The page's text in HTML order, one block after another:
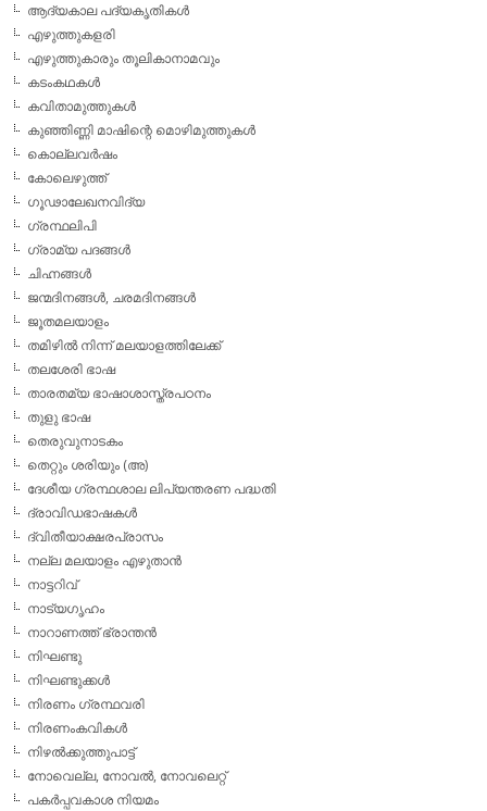
ആദ്യകാല പദ്യകൃതികള്‍
എഴുത്തുകളരി
എഴുത്തുകാരും തൂലികാനാമവും
കടംകഥകള്‍
കവിതാമുത്തുകള്‍
കുഞ്ഞിണ്ണി മാഷിന്റെ മൊഴിമുത്തുകള്‍
കൊല്ലവര്‍ഷം
കോലെഴുത്ത്
ഗൂഢാലേഖനവിദ്യ
ഗ്രന്ഥലിപി
ഗ്രാമ്യ പദങ്ങള്‍
ചിഹ്നങ്ങള്‍
ജന്മദിനങ്ങള്‍, ചരമദിനങ്ങള്‍
ജൂതമലയാളം
തമിഴില്‍ നിന്ന് മലയാളത്തിലേക്ക്
തലശേരി ഭാഷ
താരതമ്യ ഭാഷാശാസ്ത്രപഠനം
തുളു ഭാഷ
തെരുവുനാടകം
തെറ്റും ശരിയും (അ)
ദേശീയ ഗ്രന്ഥശാല ലിപ്യന്തരണ പദ്ധതി
ദ്രാവിഡഭാഷകള്‍
ദ്വിതീയാക്ഷരപ്രാസം
നല്ല മലയാളം എഴുതാന്‍
നാട്ടറിവ്
നാട്യഗൃഹം
നാറാണത്ത് ഭ്രാന്തന്‍
നിഘണ്ടു
നിഘണ്ടുക്കള്‍
നിരണം ഗ്രന്ഥവരി
നിരണംകവികള്‍
നിഴല്‍ക്കുത്തുപാട്ട്
നോവെല്ല, നോവല്‍, നോവലെറ്റ്
പകര്‍പ്പവകാശ നിയമം